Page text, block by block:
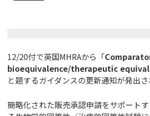
12/20付で英国MHRAから「
bioequivalence/therapeutic
と題するガイダンスの更新通知が発出さ
簡略化された販売承認申請をサポート